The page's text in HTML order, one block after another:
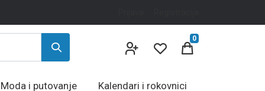
0
Moda i putovanje Kalendari i rokovnici